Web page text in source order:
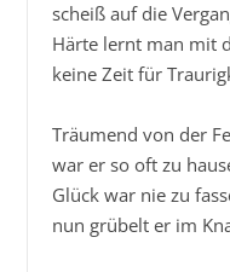
scheiß auf die
Härte lernt man mit
keine Zeit für
Träumend von der
war er so oft zu
Glück war nie zu
nun grübelt er im